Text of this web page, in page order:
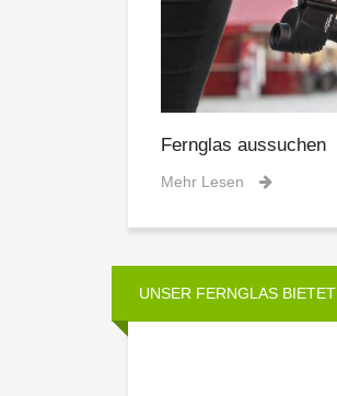
Fernglas aussuchen
Mehr Lesen
UNSER FERNGLAS BIETET